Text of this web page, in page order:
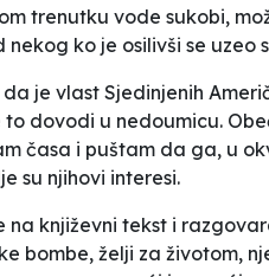
trenutku vode sukobi,
nekog ko je osilivši se
je vlast Sjedinjenih
to dovodi u nedoumicu.
časa i puštam da ga, u
su njihovi interesi.
na književni tekst i
bombe, želji za životom,